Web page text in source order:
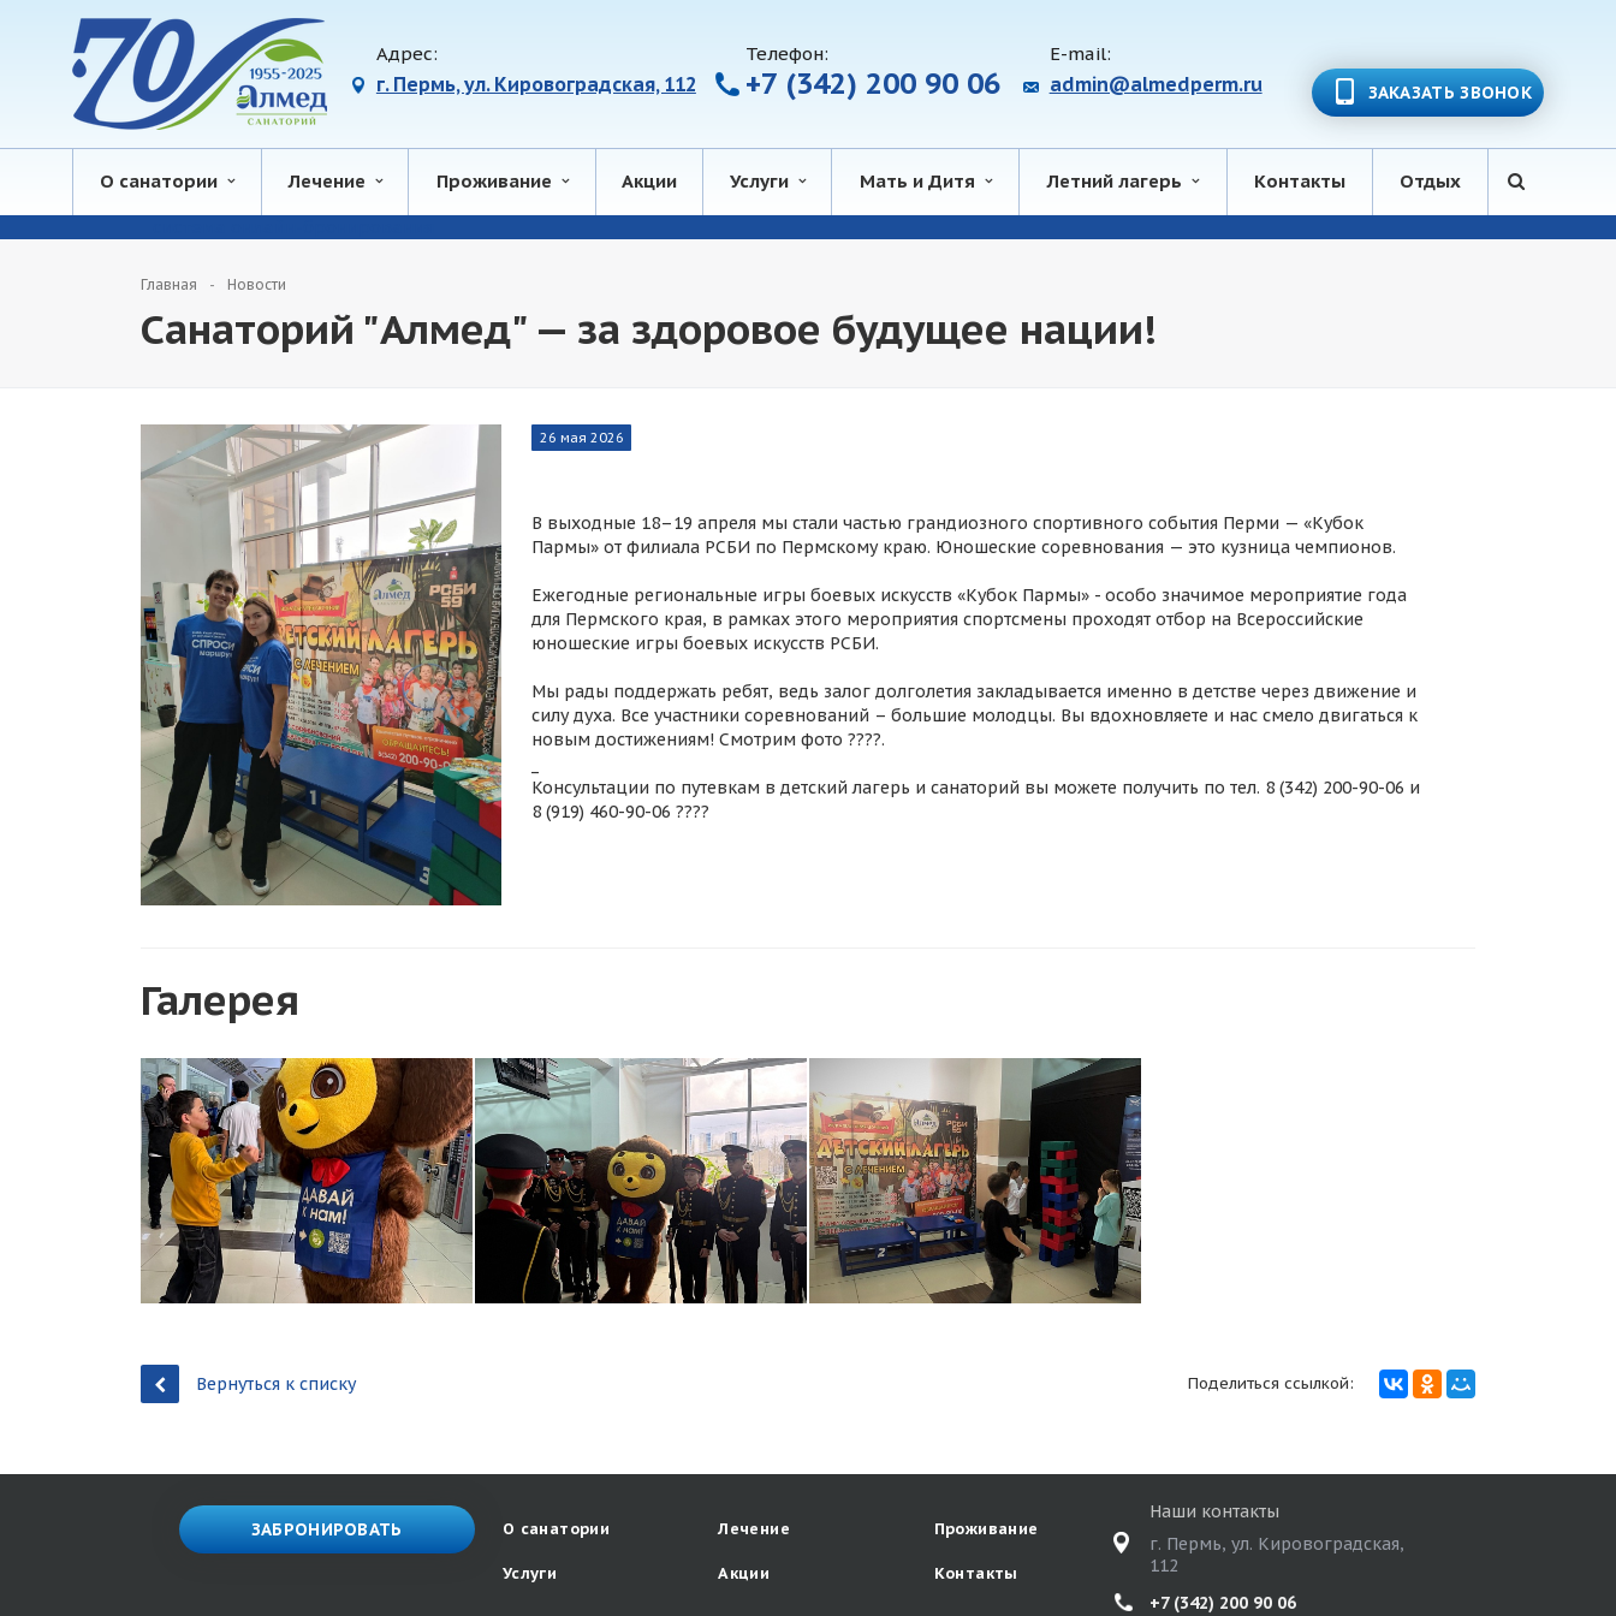
Адрес:
г. Пермь, ул. Кировоградская, 112
Телефон:
+7 (342) 200 90 06
E-mail:
admin@almedperm.ru ЗАКАЗАТЬ ЗВОНОК
О санатории Лечение Проживание Акции Услуги Мать и Дитя Летний лагерь Контакты
Отдых
Главная Новости
Санаторий "Алмед" — за здоровое будущее нации!
26 мая 2026
В выходные 18–19 апреля мы стали частью грандиозного спортивного события Перми — «Кубок
Пармы» от филиала РСБИ по Пермскому краю. Юношеские соревнования — это кузница чемпионов.
Ежегодные региональные игры боевых искусств «Кубок Пармы» - особо значимое мероприятие года
для Пермского края, в рамках этого мероприятия спортсмены проходят отбор на Всероссийские
юношеские игры боевых искусств РСБИ.
Мы рады поддержать ребят, ведь залог долголетия закладывается именно в детстве через движение и
силу духа. Все участники соревнований – большие молодцы. Вы вдохновляете и нас смело двигаться к
новым достижениям! Смотрим фото ????.
Консультации по путевкам в детский лагерь и санаторий вы можете получить по тел. 8 (342) 200-90-06 и
8 (919) 460-90-06 ????
Галерея
Поделиться ссылкой:
Вернуться к списку
ЗАБРОНИРОВАТЬ О санатории Лечение Проживание
Услуги Акции Контакты
Наши контакты
г. Пермь, ул. Кировоградская,
112
+7 (342) 200 90 06